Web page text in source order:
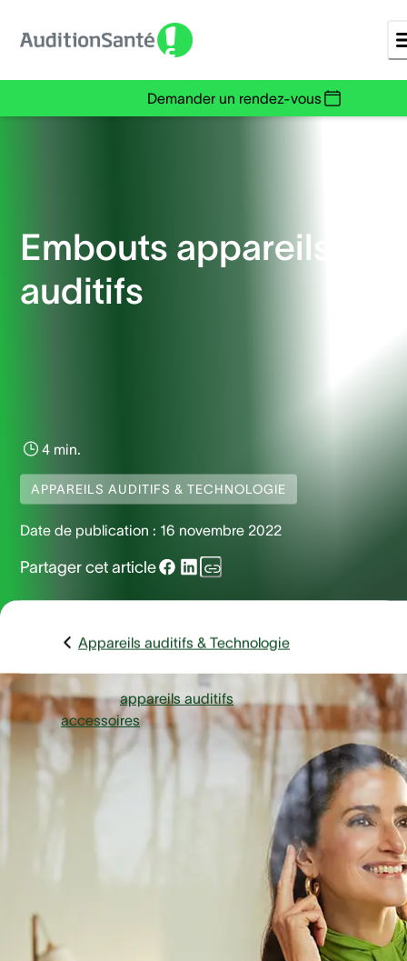
Demander un rendez-vous
Embouts appareils
auditifs
4 min.
APPAREILS AUDITIFS & TECHNOLOGIE
Date de publication : 16 novembre 2022
Partager cet article
Appareils auditifs & Technologie
Les embouts d’appareils auditifs sont de
petitsaccessoiresamovibles en plastique, en résine
ou en silicone souple. Ils se positionnent au bout du tube
auditif des appareils contour d’oreille (BTE) et micro-
écouteur déporté (RIC). Ils sont généralement utilisés pour
permettre à votre appareil auditif de mieux s’adapter à
oreille, en se positionnant de manière optimale afin de vous